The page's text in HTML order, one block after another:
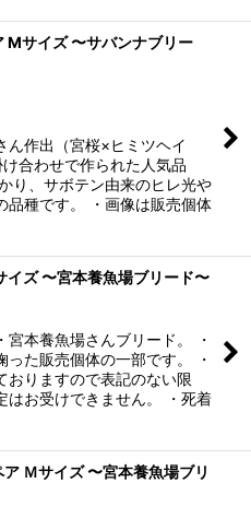
Mサイズ 〜サバンナブリー
ん作出（宮桜×ヒミツヘイ
合わせで作られた人気品
り、サボテン由来のヒレ光や
品種です。 ・画像は販売個体
イズ 〜宮本養魚場ブリード〜
宮本養魚場さんブリード。 ・
った販売個体の一部です。 ・
おりますので表記のない限
はお受けできません。 ・死着
Ｍサイズ 〜宮本養魚場ブリ